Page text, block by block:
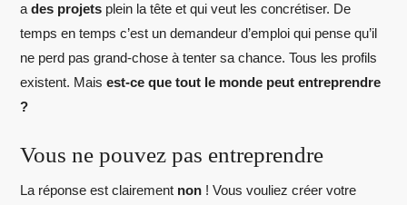
a des projets plein la tête et qui veut les concrétiser. De
temps en temps c’est un demandeur d’emploi qui pense qu’il
ne perd pas grand-chose à tenter sa chance. Tous les profils
existent. Mais est-ce que tout le monde peut entreprendre
?
Vous ne pouvez pas entreprendre
La réponse est clairement non ! Vous vouliez créer votre